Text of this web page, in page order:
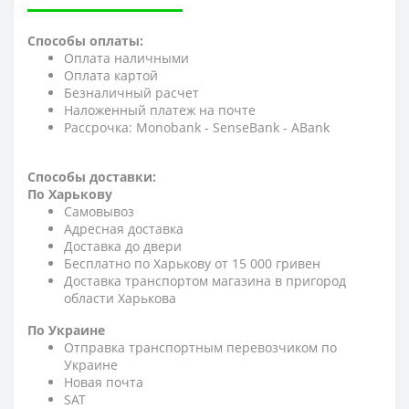
Способы оплаты:
Оплата наличными
Оплата картой
Безналичный расчет
Наложенный платеж на почте
Рассрочка: Monobank - SenseBank - АBank
Способы доставки:
По Харькову
Самовывоз
Адресная доставка
Доставка до двери
Бесплатно по Харькову от 15 000 гривен
Доставка транспортом магазина в пригород
области Харькова
По Украине
Отправка транспортным перевозчиком по
Украине
Новая почта
SAT